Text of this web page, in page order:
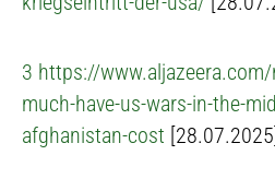
3 https://
much-have-us-wars-in-the-
afghanistan-cost